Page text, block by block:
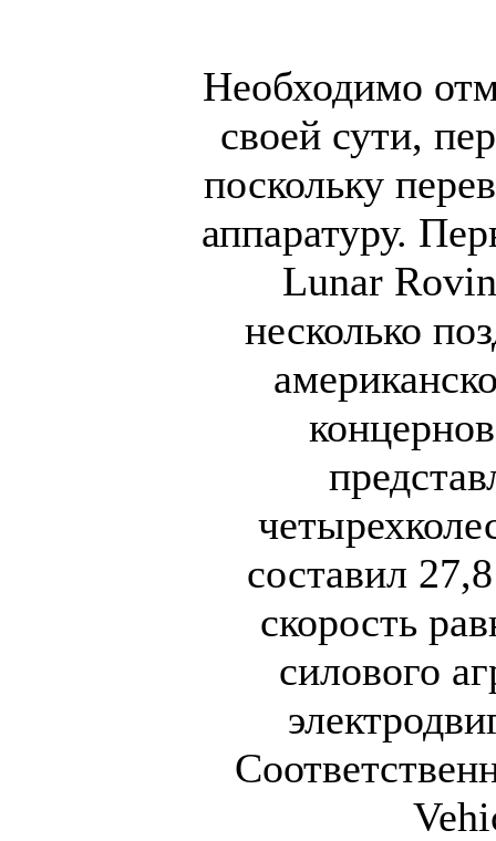
Необходимо
своей сути,
поскольку
аппаратуру.
Lunar
несколько
составил
скорость
силового